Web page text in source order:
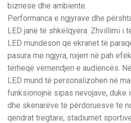
biznese dhe ambiente.
Performanca e ngjyrave dhe
LED janë të shkëlqyera. Zhvillimi i
LED mundëson që ekranet të
pasura me ngjyra, nxjerr në pah
tërheqë vëmendjen e audiencës.
LED mund të personalizohen në
funksionojnë sipas nevojave, duke
dhe skenarëve të përdoruesve të
qendrat tregtare, stadiumet